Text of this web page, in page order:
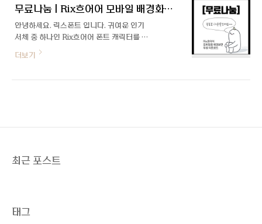
에 함께 살아가는 우리 지역 사회가 조금은
더 나아지기를, ..
쉽게 이해하고 사용할 수 있도록 좀 더 상세
클릭해줍니다. 회원가입 유형을 선택한 후 정
원의 경우, 바로 가입한 이메일 아이디와 비
무료나눔 | Rix흐어어 모바일 배경화면 3종
안녕하세요. 릭스폰트 입니다. 귀여운 인기
서체 중 하나인 Rix흐어어 폰트 캐릭터를 배
경화면으로 만들어 보았어요! 무료로 다운로
드하실 수 있으니 많이 사용해 주세요~^^ 케
더보기
최근 포스트
태그